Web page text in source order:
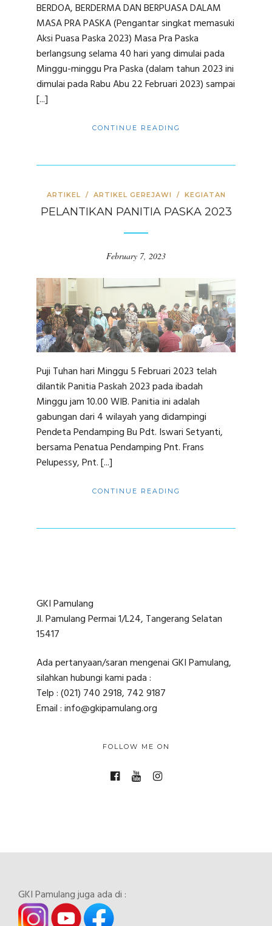
BERDOA, BERDERMA DAN BERPUASA DALAM
MASA PRA PASKA (Pengantar singkat memasuki
Aksi Puasa Paska 2023) Masa Pra Paska
berlangsung selama 40 hari yang dimulai pada
Minggu-minggu Pra Paska (dalam tahun 2023 ini
dimulai pada Rabu Abu 22 Februari 2023) sampai
[...]
CONTINUE READING
ARTIKEL / ARTIKEL GEREJAWI / KEGIATAN
PELANTIKAN PANITIA PASKA 2023
February 7, 2023
Puji Tuhan hari Minggu 5 Februari 2023 telah
dilantik Panitia Paskah 2023 pada ibadah
Minggu jam 10.00 WIB. Panitia ini adalah
gabungan dari 4 wilayah yang didampingi
Pendeta Pendamping Bu Pdt. Iswari Setyanti,
bersama Penatua Pendamping Pnt. Frans
Pelupessy, Pnt. [...]
CONTINUE READING
GKI Pamulang
Jl. Pamulang Permai 1/L24, Tangerang Selatan
15417
Ada pertanyaan/saran mengenai GKI Pamulang,
silahkan hubungi kami pada :
Telp : (021) 740 2918, 742 9187
Email : info@gkipamulang.org
FOLLOW ME ON
GKI Pamulang juga ada di :